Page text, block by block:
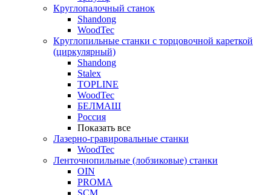
Круглопалочный станок
Shandong
WoodTec
Круглопильные станки с торцовочной кареткой
(циркулярный)
Shandong
Stalex
TOPLINE
WoodTec
БЕЛМАШ
Россия
Показать все
Лазерно-гравировальные станки
WoodTec
Ленточнопильные (лобзиковые) станки
OIN
PROMA